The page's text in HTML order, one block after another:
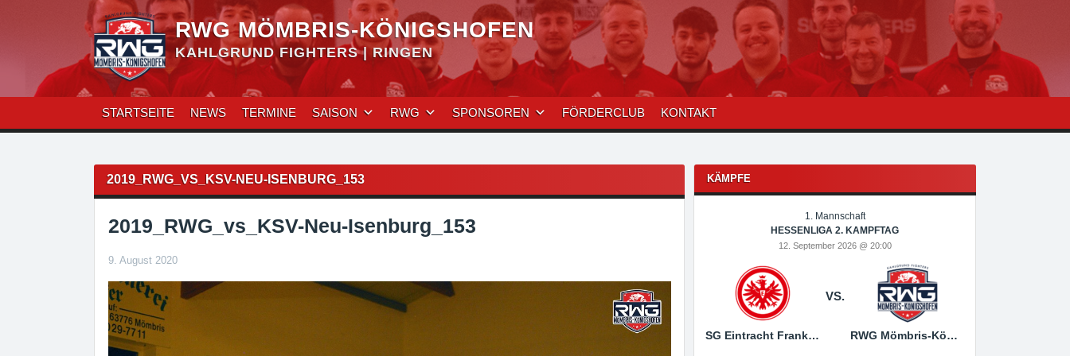
RWG MÖMBRIS-KÖNIGSHOFEN
KAHLGRUND FIGHTERS | RINGEN
STARTSEITE NEWS TERMINE SAISON RWG SPONSOREN FÖRDERCLUB KONTAKT
2019_RWG_VS_KSV-NEU-ISENBURG_153
2019_RWG_vs_KSV-Neu-Isenburg_153
9. August 2020
Beitragsnavigation KÄMPFE
1. Mannschaft
HESSENLIGA 2. KAMPFTAG
12. September 2026 @ 20:00
SG Eintracht Frankfurt
VS.
RWG Mömbris-Königshofen